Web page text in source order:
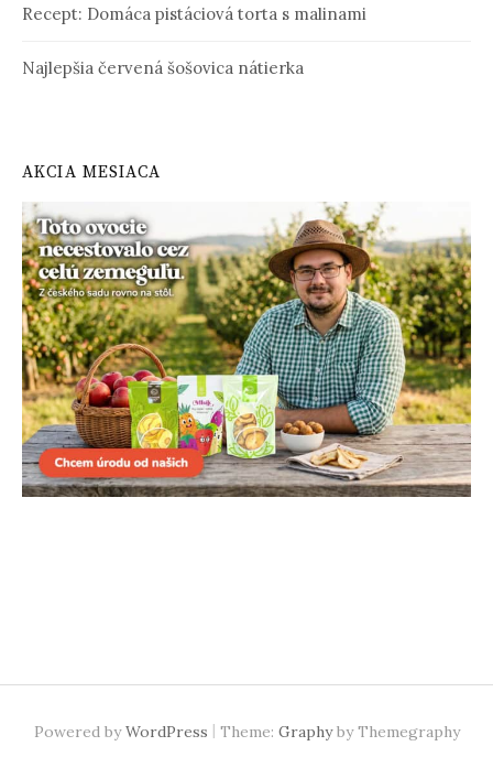
Recept: Domáca pistáciová torta s malinami
Najlepšia červená šošovica nátierka
AKCIA MESIACA
Powered byWordPress | Theme: Graphyby Themegraphy